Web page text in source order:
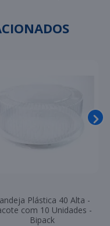
Plástica 40 Alta -
com 10 Unidades -
Bipack